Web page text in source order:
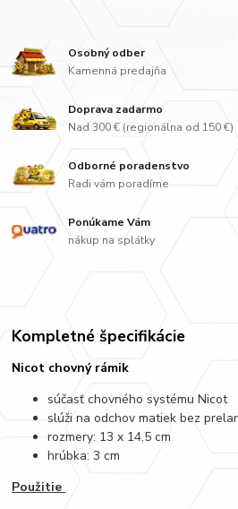
Osobný odber
Kamenná predajňa
Doprava zadarmo
Nad 300 € (regionálna od 150 €)
Odborné poradenstvo
Radi vám poradíme
Ponúkame Vám
nákup na splátky
Kompletné špecifikácie
Nicot chovný rámik
súčasť chovného systému Nicot
slúži na odchov matiek bez
rozmery: 13 x 14,5 cm
hrúbka: 3 cm
Použitie